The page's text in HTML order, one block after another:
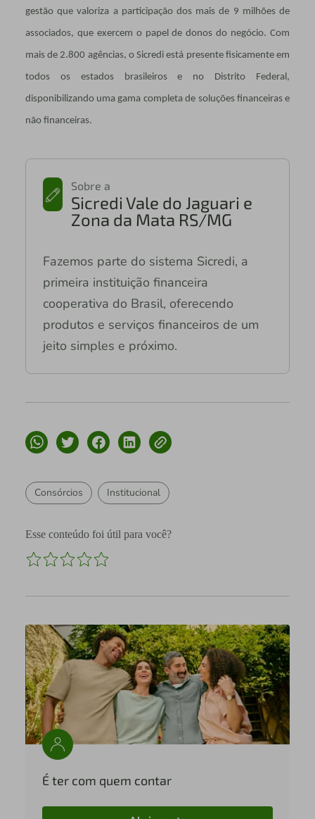
gestão que valoriza a participação dos mais de 9 milhões de
associados, que exercem o papel de donos do negócio. Com
mais de 2.800 agências, o Sicredi está presente fisicamente em
todos os estados brasileiros e no Distrito Federal,
disponibilizando uma gama completa de soluções financeiras e
não financeiras.
Sobre a
Sicredi Vale do Jaguari e
Zona da Mata RS/MG
Fazemos parte do sistema Sicredi, a
primeira instituição financeira
cooperativa do Brasil, oferecendo
produtos e serviços financeiros de um
jeito simples e próximo.
Consórcios Institucional
Esse conteúdo foi útil para você?
É ter com quem contar